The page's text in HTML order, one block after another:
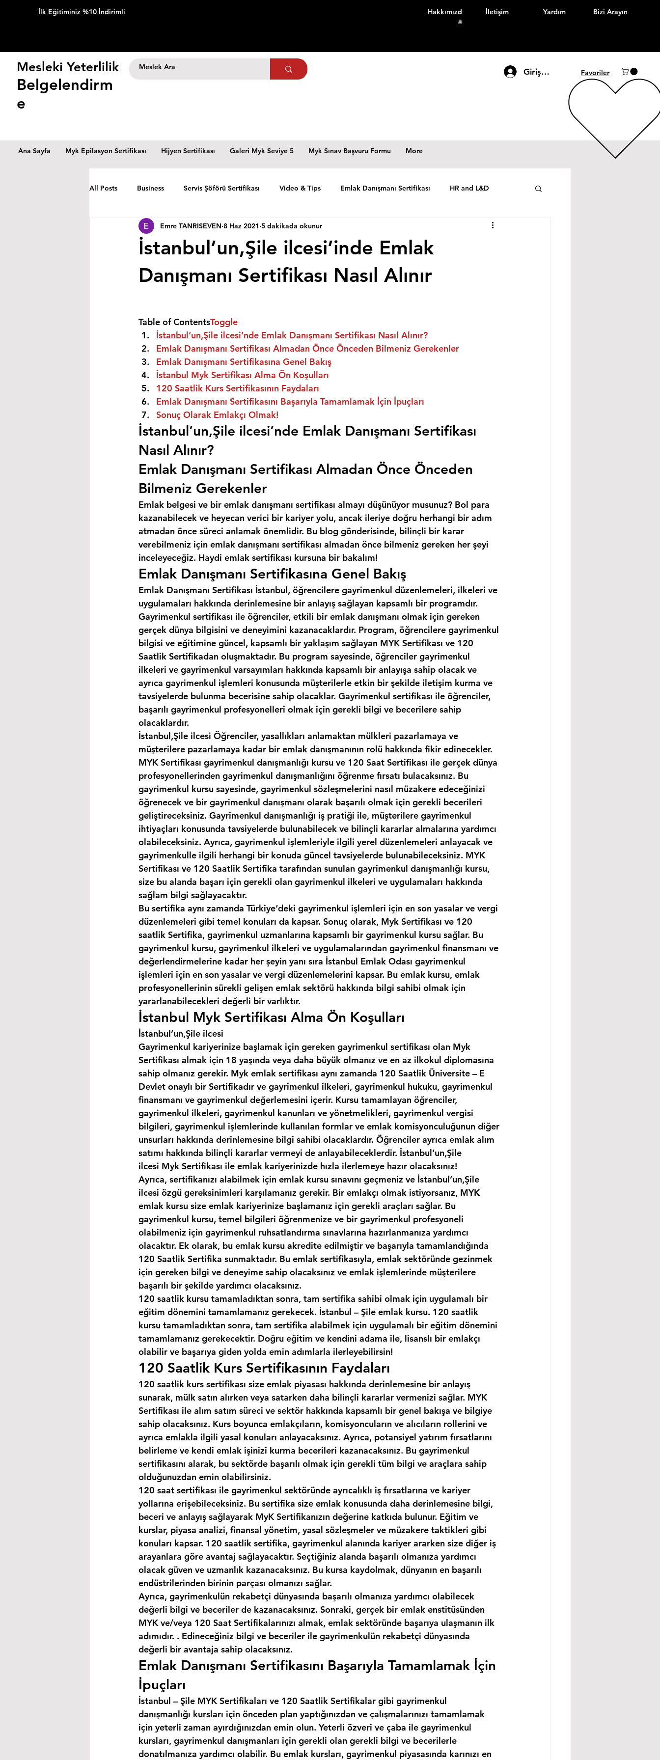
İlk Eğitiminiz %10 İndirimli
Hakkımızd
a
İletişim Yardım Bizi Arayın
Mesleki Yeterlilik
Belgelendirm
e
Giriş Yap Favoriler
Ana Sayfa Myk Epilasyon Sertifikası Hijyen Sertifikası Galeri Myk Seviye 5 Myk Sınav Başvuru Formu More
All Posts Business Servis Şöförü Sertifikası Video & Tips Emlak Danışmanı Sertifikası HR and L&D
İstanbul’un,Şile ilcesi’inde Emlak
Danışmanı Sertifikası Nasıl Alınır
Emre TANRISEVEN 8 Haz 2021 5 dakikada okunur
Table of ContentsToggle
İstanbul’un,Şile ilcesi’nde Emlak Danışmanı Sertifikası Nasıl Alınır?
Emlak Danışmanı Sertifikası Almadan Önce Önceden Bilmeniz Gerekenler
Emlak Danışmanı Sertifikasına Genel Bakış
İstanbul Myk Sertifikası Alma Ön Koşulları
120 Saatlik Kurs Sertifikasının Faydaları
Emlak Danışmanı Sertifikasını Başarıyla Tamamlamak İçin İpuçları
Sonuç Olarak Emlakçı Olmak!
İstanbul’un,Şile ilcesi’nde Emlak Danışmanı Sertifikası
Nasıl Alınır?
Emlak Danışmanı Sertifikası Almadan Önce Önceden
Bilmeniz Gerekenler
Emlak belgesi ve bir emlak danışmanı sertifikası almayı düşünüyor musunuz? Bol para
kazanabilecek ve heyecan verici bir kariyer yolu, ancak ileriye doğru herhangi bir adım
atmadan önce süreci anlamak önemlidir. Bu blog gönderisinde, bilinçli bir karar
verebilmeniz için emlak danışmanı sertifikası almadan önce bilmeniz gereken her şeyi
inceleyeceğiz. Haydi emlak sertifikası kursuna bir bakalım!
Emlak Danışmanı Sertifikasına Genel Bakış
Emlak Danışmanı Sertifikası İstanbul, öğrencilere gayrimenkul düzenlemeleri, ilkeleri ve
uygulamaları hakkında derinlemesine bir anlayış sağlayan kapsamlı bir programdır.
Gayrimenkul sertifikası ile öğrenciler, etkili bir emlak danışmanı olmak için gereken
gerçek dünya bilgisini ve deneyimini kazanacaklardır. Program, öğrencilere gayrimenkul
bilgisi ve eğitimine güncel, kapsamlı bir yaklaşım sağlayan MYK Sertifikası ve 120
Saatlik Sertifikadan oluşmaktadır. Bu program sayesinde, öğrenciler gayrimenkul
ilkeleri ve gayrimenkul varsayımları hakkında kapsamlı bir anlayışa sahip olacak ve
ayrıca gayrimenkul işlemleri konusunda müşterilerle etkin bir şekilde iletişim kurma ve
tavsiyelerde bulunma becerisine sahip olacaklar. Gayrimenkul sertifikası ile öğrenciler,
başarılı gayrimenkul profesyonelleri olmak için gerekli bilgi ve becerilere sahip
olacaklardır.
İstanbul,Şile ilcesi Öğrenciler, yasallıkları anlamaktan mülkleri pazarlamaya ve
müşterilere pazarlamaya kadar bir emlak danışmanının rolü hakkında fikir edinecekler.
MYK Sertifikası gayrimenkul danışmanlığı kursu ve 120 Saat Sertifikası ile gerçek dünya
profesyonellerinden gayrimenkul danışmanlığını öğrenme fırsatı bulacaksınız. Bu
gayrimenkul kursu sayesinde, gayrimenkul sözleşmelerini nasıl müzakere edeceğinizi
öğrenecek ve bir gayrimenkul danışmanı olarak başarılı olmak için gerekli becerileri
geliştireceksiniz. Gayrimenkul danışmanlığı iş pratiği ile, müşterilere gayrimenkul
ihtiyaçları konusunda tavsiyelerde bulunabilecek ve bilinçli kararlar almalarına yardımcı
olabileceksiniz. Ayrıca, gayrimenkul işlemleriyle ilgili yerel düzenlemeleri anlayacak ve
gayrimenkulle ilgili herhangi bir konuda güncel tavsiyelerde bulunabileceksiniz. MYK
Sertifikası ve 120 Saatlik Sertifika tarafından sunulan gayrimenkul danışmanlığı kursu,
size bu alanda başarı için gerekli olan gayrimenkul ilkeleri ve uygulamaları hakkında
sağlam bilgi sağlayacaktır.
Bu sertifika aynı zamanda Türkiye‘deki gayrimenkul işlemleri için en son yasalar ve vergi
düzenlemeleri gibi temel konuları da kapsar. Sonuç olarak, Myk Sertifikası ve 120
saatlik Sertifika, gayrimenkul uzmanlarına kapsamlı bir gayrimenkul kursu sağlar. Bu
gayrimenkul kursu, gayrimenkul ilkeleri ve uygulamalarından gayrimenkul finansmanı ve
değerlendirmelerine kadar her şeyin yanı sıra İstanbul Emlak Odası gayrimenkul
işlemleri için en son yasalar ve vergi düzenlemelerini kapsar. Bu emlak kursu, emlak
profesyonellerinin sürekli gelişen emlak sektörü hakkında bilgi sahibi olmak için
yararlanabilecekleri değerli bir varlıktır.
İstanbul Myk Sertifikası Alma Ön Koşulları
İstanbul’un,Şile ilcesi
Gayrimenkul kariyerinize başlamak için gereken gayrimenkul sertifikası olan Myk
Sertifikası almak için 18 yaşında veya daha büyük olmanız ve en az ilkokul diplomasına
sahip olmanız gerekir. Myk emlak sertifikası aynı zamanda 120 Saatlik Üniversite – E
Devlet onaylı bir Sertifikadır ve gayrimenkul ilkeleri, gayrimenkul hukuku, gayrimenkul
finansmanı ve gayrimenkul değerlemesini içerir. Kursu tamamlayan öğrenciler,
gayrimenkul ilkeleri, gayrimenkul kanunları ve yönetmelikleri, gayrimenkul vergisi
bilgileri, gayrimenkul işlemlerinde kullanılan formlar ve emlak komisyonculuğunun diğer
unsurları hakkında derinlemesine bilgi sahibi olacaklardır. Öğrenciler ayrıca emlak alım
satımı hakkında bilinçli kararlar vermeyi de anlayabileceklerdir. İstanbul’un,Şile
ilcesi Myk Sertifikası ile emlak kariyerinizde hızla ilerlemeye hazır olacaksınız!
Ayrıca, sertifikanızı alabilmek için emlak kursu sınavını geçmeniz ve İstanbul’un,Şile
ilcesi özgü gereksinimleri karşılamanız gerekir. Bir emlakçı olmak istiyorsanız, MYK
emlak kursu size emlak kariyerinize başlamanız için gerekli araçları sağlar. Bu
gayrimenkul kursu, temel bilgileri öğrenmenize ve bir gayrimenkul profesyoneli
olabilmeniz için gayrimenkul ruhsatlandırma sınavlarına hazırlanmanıza yardımcı
olacaktır. Ek olarak, bu emlak kursu akredite edilmiştir ve başarıyla tamamlandığında
120 Saatlik Sertifika sunmaktadır. Bu emlak sertifikasıyla, emlak sektöründe gezinmek
için gereken bilgi ve deneyime sahip olacaksınız ve emlak işlemlerinde müşterilere
başarılı bir şekilde yardımcı olacaksınız.
120 saatlik kursu tamamladıktan sonra, tam sertifika sahibi olmak için uygulamalı bir
eğitim dönemini tamamlamanız gerekecek. İstanbul – Şile emlak kursu. 120 saatlik
kursu tamamladıktan sonra, tam sertifika alabilmek için uygulamalı bir eğitim dönemini
tamamlamanız gerekecektir. Doğru eğitim ve kendini adama ile, lisanslı bir emlakçı
olabilir ve başarıya giden yolda emin adımlarla ilerleyebilirsin!
120 Saatlik Kurs Sertifikasının Faydaları
120 saatlik kurs sertifikası size emlak piyasası hakkında derinlemesine bir anlayış
sunarak, mülk satın alırken veya satarken daha bilinçli kararlar vermenizi sağlar. MYK
Sertifikası ile alım satım süreci ve sektör hakkında kapsamlı bir genel bakışa ve bilgiye
sahip olacaksınız. Kurs boyunca emlakçıların, komisyoncuların ve alıcıların rollerini ve
ayrıca emlakla ilgili yasal konuları anlayacaksınız. Ayrıca, potansiyel yatırım fırsatlarını
belirleme ve kendi emlak işinizi kurma becerileri kazanacaksınız. Bu gayrimenkul
sertifikasını alarak, bu sektörde başarılı olmak için gerekli tüm bilgi ve araçlara sahip
olduğunuzdan emin olabilirsiniz.
120 saat sertifikası ile gayrimenkul sektöründe ayrıcalıklı iş fırsatlarına ve kariyer
yollarına erişebileceksiniz. Bu sertifika size emlak konusunda daha derinlemesine bilgi,
beceri ve anlayış sağlayarak MyK Sertifikanızın değerine katkıda bulunur. Eğitim ve
kurslar, piyasa analizi, finansal yönetim, yasal sözleşmeler ve müzakere taktikleri gibi
konuları kapsar. 120 saatlik sertifika, gayrimenkul alanında kariyer ararken size diğer iş
arayanlara göre avantaj sağlayacaktır. Seçtiğiniz alanda başarılı olmanıza yardımcı
olacak güven ve uzmanlık kazanacaksınız. Bu kursa kaydolmak, dünyanın en başarılı
endüstrilerinden birinin parçası olmanızı sağlar.
Ayrıca, gayrimenkulün rekabetçi dünyasında başarılı olmanıza yardımcı olabilecek
değerli bilgi ve beceriler de kazanacaksınız. Sonraki, gerçek bir emlak enstitüsünden
MYK ve/veya 120 Saat Sertifikalarınızı almak, emlak sektöründe başarıya ulaşmanın ilk
adımıdır. . Edineceğiniz bilgi ve beceriler ile gayrimenkulün rekabetçi dünyasında
değerli bir avantaja sahip olacaksınız.
Emlak Danışmanı Sertifikasını Başarıyla Tamamlamak İçin
İpuçları
İstanbul – Şile MYK Sertifikaları ve 120 Saatlik Sertifikalar gibi gayrimenkul
danışmanlığı kursları için önceden plan yaptığınızdan ve çalışmalarınızı tamamlamak
için yeterli zaman ayırdığınızdan emin olun. Yeterli özveri ve çaba ile gayrimenkul
kursları, gayrimenkul danışmanları için gerekli olan gerekli bilgi ve becerilerle
donatılmanıza yardımcı olabilir. Bu emlak kursları, gayrimenkul piyasasında karınızı en